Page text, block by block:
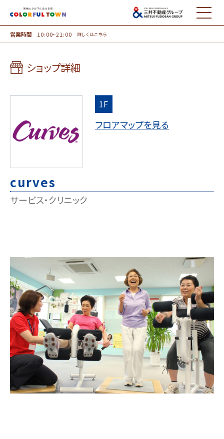
MENU
営業時間 10:00~21:00 詳しくはこちら
ショップ詳細
1F
フロアマップを見る
curves
サービス・クリニック